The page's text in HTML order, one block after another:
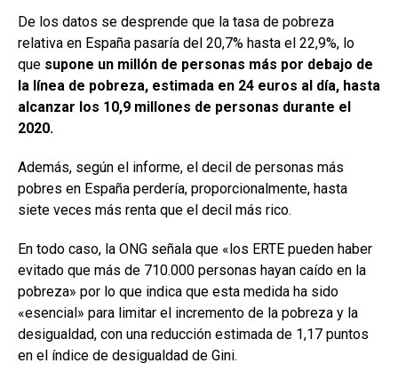
De los datos se desprende que la tasa de pobreza
relativa en España pasaría del 20,7% hasta el 22,9%, lo
que supone un millón de personas más por debajo de
la línea de pobreza, estimada en 24 euros al día, hasta
alcanzar los 10,9 millones de personas durante el
2020.
Además, según el informe, el decil de personas más
pobres en España perdería, proporcionalmente, hasta
siete veces más renta que el decil más rico.
En todo caso, la ONG señala que «los ERTE pueden haber
evitado que más de 710.000 personas hayan caído en la
pobreza» por lo que indica que esta medida ha sido
«esencial» para limitar el incremento de la pobreza y la
desigualdad, con una reducción estimada de 1,17 puntos
en el índice de desigualdad de Gini.